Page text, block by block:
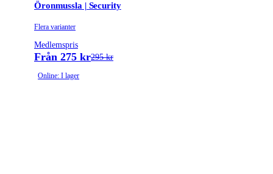
Öronmussla | Security
Flera varianter
Medlemspris
Från 275 kr295 kr
Online: I lager